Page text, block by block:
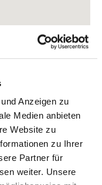
Anzeigen zu
Medien anbieten
Website zu
zu Ihrer
Partner für
weiter. Unsere